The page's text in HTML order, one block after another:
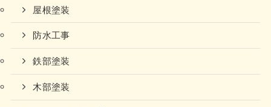
屋根塗装
防水工事
鉄部塗装
木部塗装